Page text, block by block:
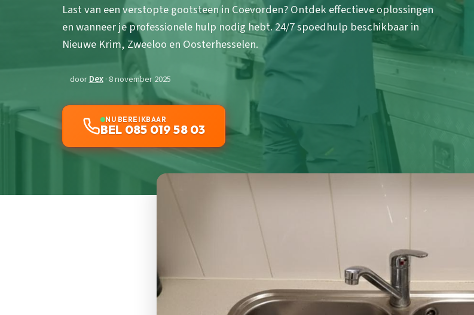
Last van een verstopte gootsteen in Coevorden? Ontdek effectieve oplossingen
en wanneer je professionele hulp nodig hebt. 24/7 spoedhulp beschikbaar in
Nieuwe Krim, Zweeloo en Oosterhesselen.
doorDex· 8 november 2025
NU BEREIKBAAR
BEL 085 019 58 03